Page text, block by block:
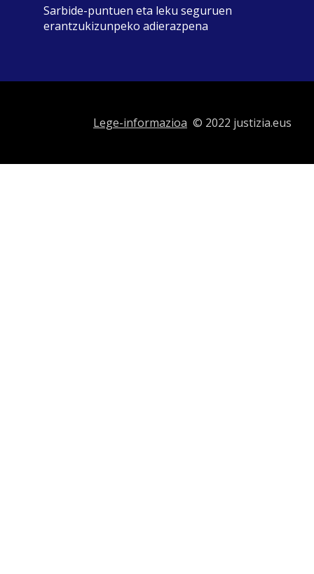
Sarbide-puntuen eta leku seguruen
erantzukizunpeko adierazpena
Lege-informazioa © 2022 justizia.eus